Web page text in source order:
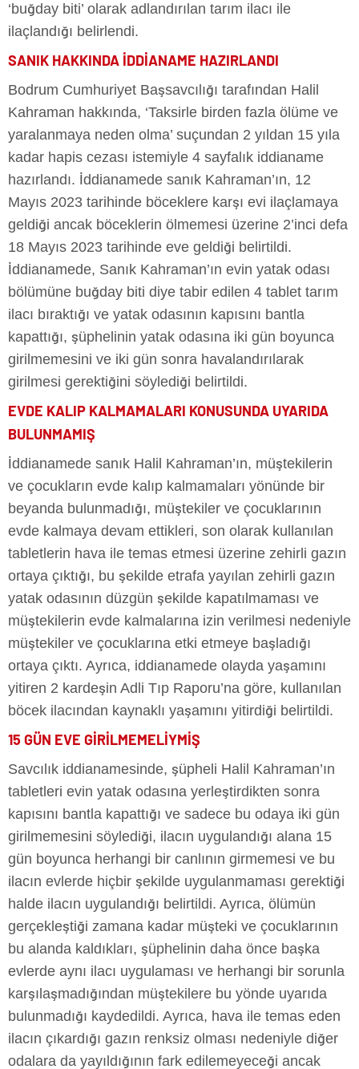
‘buğday biti’ olarak adlandırılan tarım ilacı ile
ilaçlandığı belirlendi.
SANIK HAKKINDA İDDİANAME HAZIRLANDI
Bodrum Cumhuriyet Başsavcılığı tarafından Halil
Kahraman hakkında, ‘Taksirle birden fazla ölüme ve
yaralanmaya neden olma’ suçundan 2 yıldan 15 yıla
kadar hapis cezası istemiyle 4 sayfalık iddianame
hazırlandı. İddianamede sanık Kahraman’ın, 12
Mayıs 2023 tarihinde böceklere karşı evi ilaçlamaya
geldiği ancak böceklerin ölmemesi üzerine 2’inci defa
18 Mayıs 2023 tarihinde eve geldiği belirtildi.
İddianamede, Sanık Kahraman’ın evin yatak odası
bölümüne buğday biti diye tabir edilen 4 tablet tarım
ilacı bıraktığı ve yatak odasının kapısını bantla
kapattığı, şüphelinin yatak odasına iki gün boyunca
girilmemesini ve iki gün sonra havalandırılarak
girilmesi gerektiğini söylediği belirtildi.
EVDE KALIP KALMAMALARI KONUSUNDA UYARIDA
BULUNMAMIŞ
İddianamede sanık Halil Kahraman’ın, müştekilerin
ve çocukların evde kalıp kalmamaları yönünde bir
beyanda bulunmadığı, müştekiler ve çocuklarının
evde kalmaya devam ettikleri, son olarak kullanılan
tabletlerin hava ile temas etmesi üzerine zehirli gazın
ortaya çıktığı, bu şekilde etrafa yayılan zehirli gazın
yatak odasının düzgün şekilde kapatılmaması ve
müştekilerin evde kalmalarına izin verilmesi nedeniyle
müştekiler ve çocuklarına etki etmeye başladığı
ortaya çıktı. Ayrıca, iddianamede olayda yaşamını
yitiren 2 kardeşin Adli Tıp Raporu’na göre, kullanılan
böcek ilacından kaynaklı yaşamını yitirdiği belirtildi.
15 GÜN EVE GİRİLMEMELİYMİŞ
Savcılık iddianamesinde, şüpheli Halil Kahraman’ın
tabletleri evin yatak odasına yerleştirdikten sonra
kapısını bantla kapattığı ve sadece bu odaya iki gün
girilmemesini söylediği, ilacın uygulandığı alana 15
gün boyunca herhangi bir canlının girmemesi ve bu
ilacın evlerde hiçbir şekilde uygulanmaması gerektiği
halde ilacın uygulandığı belirtildi. Ayrıca, ölümün
gerçekleştiği zamana kadar müşteki ve çocuklarının
bu alanda kaldıkları, şüphelinin daha önce başka
evlerde aynı ilacı uygulaması ve herhangi bir sorunla
karşılaşmadığından müştekilere bu yönde uyarıda
bulunmadığı kaydedildi. Ayrıca, hava ile temas eden
ilacın çıkardığı gazın renksiz olması nedeniyle diğer
odalara da yayıldığının fark edilemeyeceği ancak